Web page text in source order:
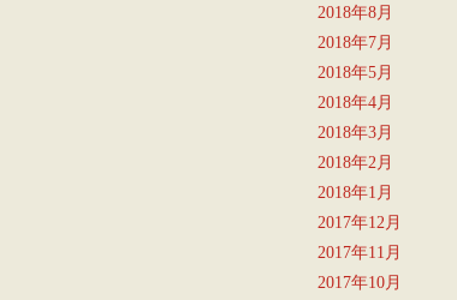
2018年8月
2018年7月
2018年5月
2018年4月
2018年3月
2018年2月
2018年1月
2017年12月
2017年11月
2017年10月